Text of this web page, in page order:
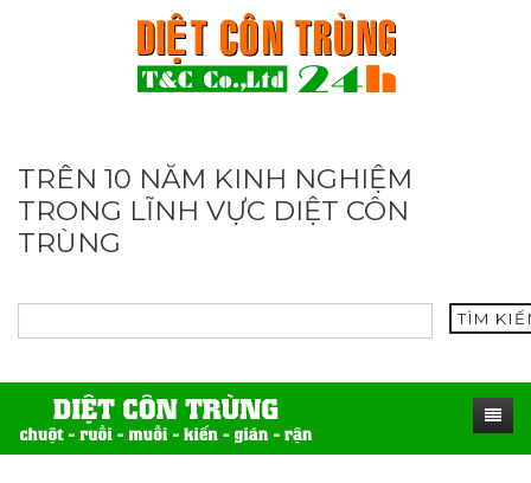
TRÊN 10 NĂM KINH NGHIỆM
TRONG LĨNH VỰC DIỆT CÔN
TRÙNG
TÌM